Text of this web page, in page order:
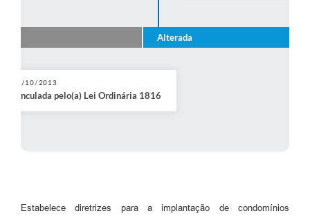
Serviços Online
07/10/2013
Vinculada pelo(a) Lei Ordinária 1816
Alterada
Estabelece diretrizes para a implantação de condomínios